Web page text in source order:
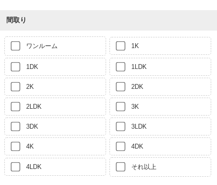
間取り
ワンルーム 1K
1DK 1LDK
2K 2DK
2LDK 3K
3DK 3LDK
4K 4DK
4LDK それ以上